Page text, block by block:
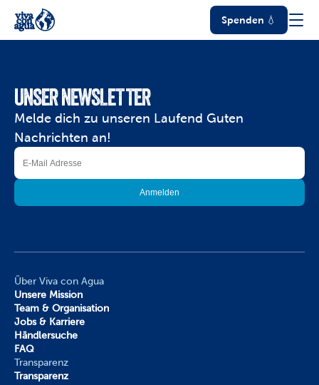
Spenden 💧
UNSER NEWSLETTER
Melde dich zu unseren Laufend Guten
Nachrichten an!
Über Viva con Agua
Unsere Mission
Team & Organisation
Jobs & Karriere
Händlersuche
FAQ
Transparenz
Transparenz